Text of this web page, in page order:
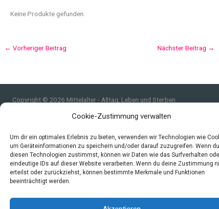
Cookie-Zustimmung verwalten
Um dir ein optimales Erlebnis zu bieten, verwenden wir Technologien wie
um Geräteinformationen zu speichern und/oder darauf zuzugreifen. Wenn du
diesen Technologien zustimmst, können wir Daten wie das Surfverhalten
eindeutige IDs auf dieser Website verarbeiten. Wenn du deine Zustimmung
erteilst oder zurückziehst, können bestimmte Merkmale und Funktionen
beeinträchtigt werden.
Keine Produkte gefunden.
← Vorheriger Beitrag Nächster Beitrag →
Copyright © 2026 Mittelalter - Alltag, Leben und Sterben
Impressum
Quellen
Index